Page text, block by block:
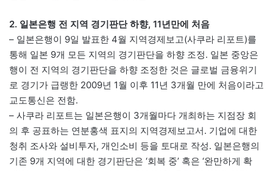
2. 일본은행 전 지역 경기판단 하향, 11년만에 처음
– 일본은행이 9일 발표한 4월 지역경제보고(사쿠라 리포트)를
통해 일본 9개 모든 지역의 경기판단을 하향 조정. 일본 중앙은
행이 전 지역의 경기판단을 하향 조정한 것은 글로벌 금융위기
로 경기가 급랭한 2009년 1월 이후 11년 3개월 만에 처음이라고
교도통신은 전함.
– 사쿠라 리포트는 일본은행이 3개월마다 개최하는 지점장 회
의 후 공표하는 연분홍색 표지의 지역경제보고서. 기업에 대한
청취 조사와 설비투자, 개인소비 등을 토대로 작성. 일본은행의
기존 9개 지역에 대한 경기판단은 ‘회복 중’ 혹은 ‘완만하게 확